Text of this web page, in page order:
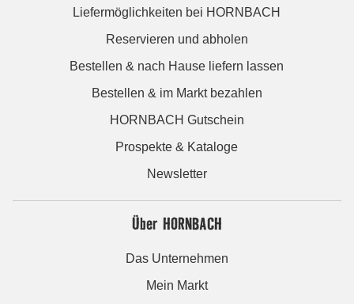
Liefermöglichkeiten bei HORNBACH
Reservieren und abholen
Bestellen & nach Hause liefern lassen
Bestellen & im Markt bezahlen
HORNBACH Gutschein
Prospekte & Kataloge
Newsletter
Über HORNBACH
Das Unternehmen
Mein Markt